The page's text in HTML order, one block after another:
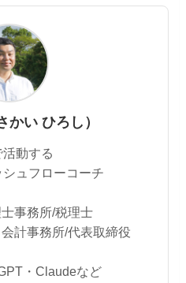
かい ひろし）
動する
ュフローコーチ
事務所/税理士
計事務所/代表取締役
・Claudeなど